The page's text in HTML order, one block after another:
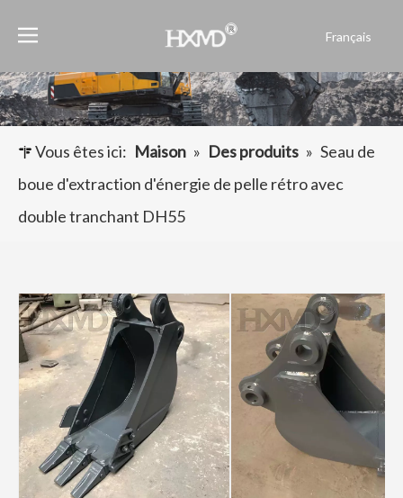
Français
العربية
Pусский
Vous êtes ici: Maison » Des produits » Seau de
boue d'extraction d'énergie de pelle rétro avec
double tranchant DH55